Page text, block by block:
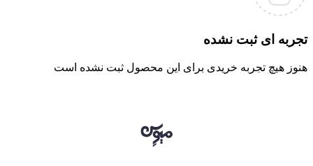
تجربه ای ثبت نشده
هنوز هیچ تجربه خریدی برای این محصول ثبت نشده است